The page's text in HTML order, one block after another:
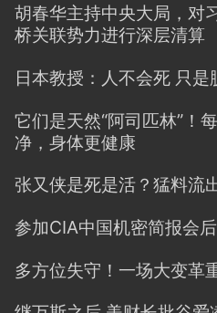
胡春华主持中央大局，对
桥关联势力进行深层清算
日本教授：人不会死 只
它们是天然“阿司匹林”！
净，身体更健康
张又侠是死是活？猛料流
参加CIA中国机密简报会
多方位失守！一场大变革